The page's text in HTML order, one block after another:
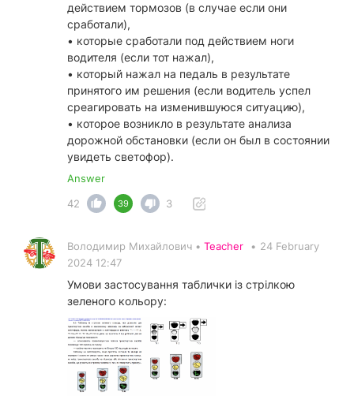
действием тормозов (в случае если они
сработали),
• которые сработали под действием ноги
водителя (если тот нажал),
• который нажал на педаль в результате
принятого им решения (если водитель успел
среагировать на изменившуюся ситуацию),
• которое возникло в результате анализа
дорожной обстановки (если он был в состоянии
увидеть светофор).
Answer
42
39 3
Володимир Михайлович • Teacher • 24 February
2024 12:47
Умови застосування таблички із стрілкою
зеленого кольору: